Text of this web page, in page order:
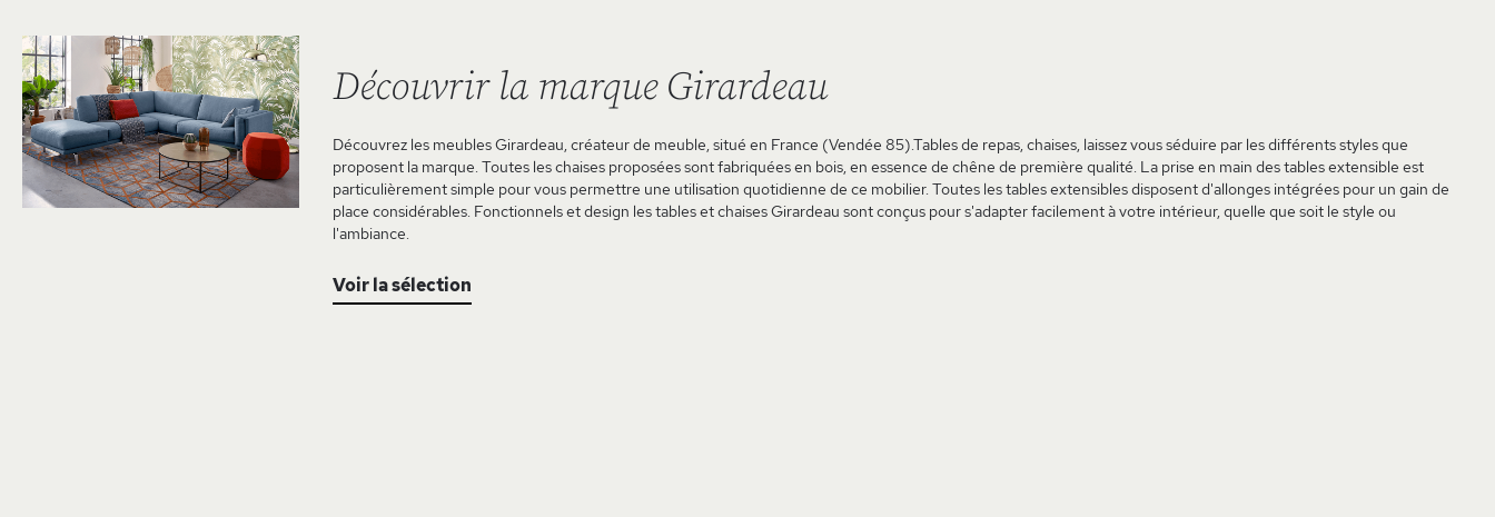
Découvrir la marque Girardeau
Découvrez les meubles Girardeau, créateur de meuble, situé en France (Vendée 85).Tables de repas, chaises, laissez vous séduire par les différents styles que
proposent la marque. Toutes les chaises proposées sont fabriquées en bois, en essence de chêne de première qualité. La prise en main des tables extensible est
particulièrement simple pour vous permettre une utilisation quotidienne de ce mobilier. Toutes les tables extensibles disposent d'allonges intégrées pour un gain de
place considérables. Fonctionnels et design les tables et chaises Girardeau sont conçus pour s'adapter facilement à votre intérieur, quelle que soit le style ou
l'ambiance.
Voir la sélection